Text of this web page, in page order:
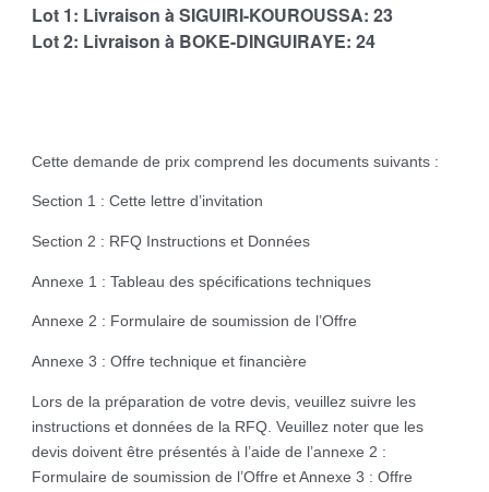
Lot 1: Livraison à SIGUIRI-KOUROUSSA: 23
Lot 2: Livraison à BOKE-DINGUIRAYE: 24
Cette demande de prix comprend les documents suivants :
Section 1 : Cette lettre d’invitation
Section 2 : RFQ Instructions et Données
Annexe 1 : Tableau des spécifications techniques
Annexe 2 : Formulaire de soumission de l’Offre
Annexe 3 : Offre technique et financière
Lors de la préparation de votre devis, veuillez suivre les
instructions et données de la RFQ. Veuillez noter que les
devis doivent être présentés à l’aide de l’annexe 2 :
Formulaire de soumission de l’Offre et Annexe 3 : Offre